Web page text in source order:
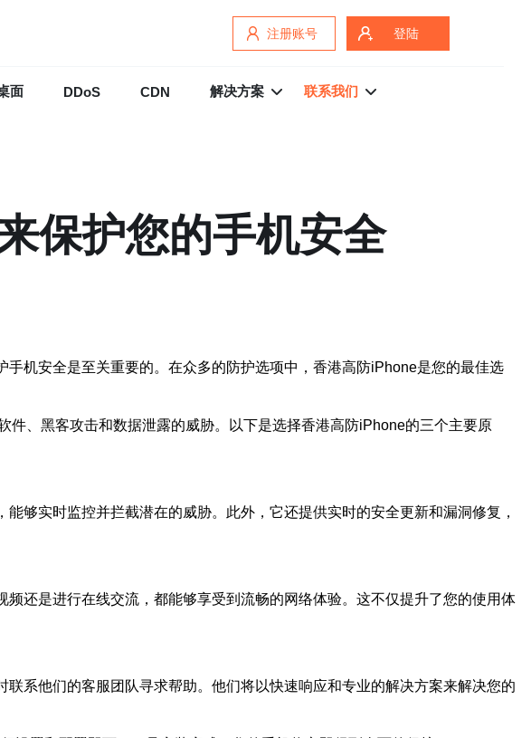
注册账号 登陆
面 DDoS CDN 解决方案 联系我们
保护您的手机安全
机安全是至关重要的。在众多的防护选项中，香港高防iPhone是您的最佳选
、黑客攻击和数据泄露的威胁。以下是选择香港高防iPhone的三个主要原
够实时监控并拦截潜在的威胁。此外，它还提供实时的安全更新和漏洞修复，
还是进行在线交流，都能够享受到流畅的网络体验。这不仅提升了您的使用体
系他们的客服团队寻求帮助。他们将以快速响应和专业的解决方案来解决您的